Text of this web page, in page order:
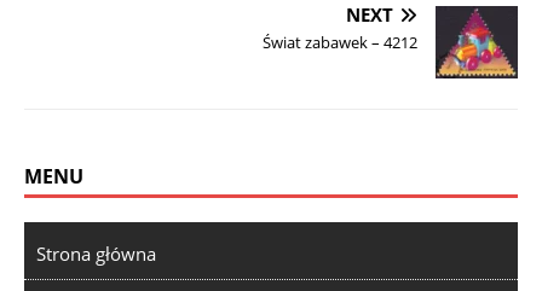
NEXT
Świat zabawek – 4212
MENU
Strona główna